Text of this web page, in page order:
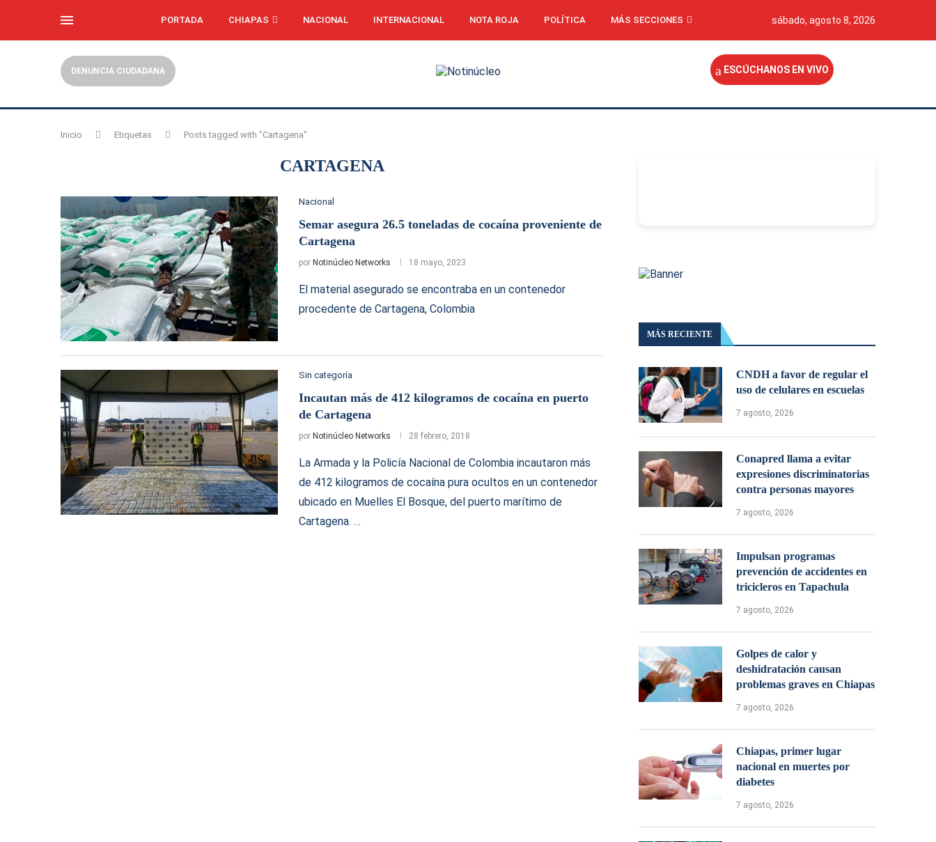
PORTADA CHIAPAS NACIONAL INTERNACIONAL NOTA ROJA POLÍTICA MÁS SECCIONES sábado, agosto 8, 2026
DENUNCIA CIUDADANA ESCÚCHANOS EN VIVO
Inicio Etiquetas Posts tagged with "Cartagena"
CARTAGENA
Nacional
Semar asegura 26.5 toneladas de cocaína proveniente de
Cartagena
por Notinúcleo Networks 18 mayo, 2023
El material asegurado se encontraba en un contenedor
procedente de Cartagena, Colombia
Sin categoría
Incautan más de 412 kilogramos de cocaína en puerto
de Cartagena
por Notinúcleo Networks 28 febrero, 2018
La Armada y la Policía Nacional de Colombia incautaron más
de 412 kilogramos de cocaína pura ocultos en un contenedor
ubicado en Muelles El Bosque, del puerto marítimo de
Cartagena. …
MÁS RECIENTE
CNDH a favor de regular el
uso de celulares en escuelas
7 agosto, 2026
Conapred llama a evitar
expresiones discriminatorias
contra personas mayores
7 agosto, 2026
Impulsan programas
prevención de accidentes en
tricicleros en Tapachula
7 agosto, 2026
Golpes de calor y
deshidratación causan
problemas graves en Chiapas
7 agosto, 2026
Chiapas, primer lugar
nacional en muertes por
diabetes
7 agosto, 2026